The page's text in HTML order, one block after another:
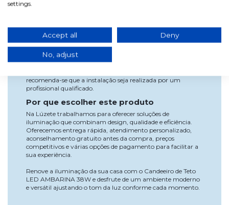
comparação com sistemas de iluminação tradicionais,
Uso e instalação
Este candeeiro foi concebido para instalação em tetos
interiores e é perfeito como iluminação principal em salas,
salas de jantar ou espaços amplos da casa.
recomenda-se que a instalação seja realizada por um
profissional qualificado.
Por que escolher este produto
Na Lúzete trabalhamos para oferecer soluções de
iluminação que combinam design, qualidade e eficiência.
Oferecemos entrega rápida, atendimento personalizado,
aconselhamento gratuito antes da compra, preços
competitivos e várias opções de pagamento para facilitar a
sua experiência.
Renove a iluminação da sua casa com o Candeeiro de Teto
LED AMBARINA 38W e desfrute de um ambiente moderno
e versátil ajustando o tom da luz conforme cada momento.
settings.
Accept all Deny
No, adjust